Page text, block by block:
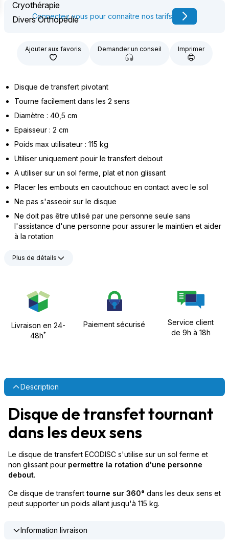
Cryothérapie
Divers Orthopédie
Connectez vous pour connaître nos tarifs
Ajouter aux favoris Demander un conseil Imprimer
Disque de transfert pivotant
Tourne facilement dans les 2 sens
Diamètre : 40,5 cm
Epaisseur : 2 cm
Poids max utilisateur : 115 kg
Utiliser uniquement pouir le transfert debout
A utiliser sur un sol ferme, plat et non glissant
Placer les embouts en caoutchouc en contact avec le sol
Ne pas s'asseoir sur le disque
Ne doit pas être utilisé par une personne seule sans
l'assistance d'une personne pour assurer le maintien et aider
à la rotation
Plus de détails
Livraison en 24-
48h*
Paiement sécurisé
Service client
de 9h à 18h
Description
Disque de transfet tournant
dans les deux sens
Le disque de transfert ECODISC s'utilise sur un sol ferme et
non glissant pour permettre la rotation d'une personne
debout.
Ce disque de transfert tourne sur 360° dans les deux sens et
peut supporter un poids allant jusqu'à 115 kg.
Information livraison